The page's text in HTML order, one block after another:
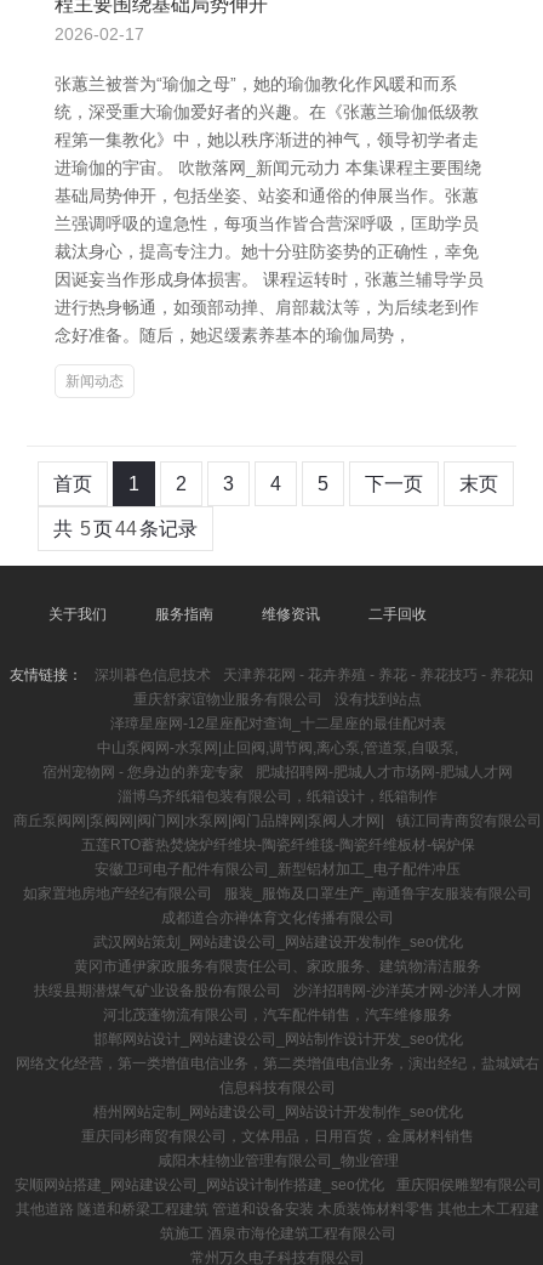
程主要围绕基础局势伸开
2026-02-17
张蕙兰被誉为“瑜伽之母”，她的瑜伽教化作风暖和而系
统，深受重大瑜伽爱好者的兴趣。在《张蕙兰瑜伽低级教
程第一集教化》中，她以秩序渐进的神气，领导初学者走
进瑜伽的宇宙。 吹散落网_新闻元动力 本集课程主要围绕
基础局势伸开，包括坐姿、站姿和通俗的伸展当作。张蕙
兰强调呼吸的遑急性，每项当作皆合营深呼吸，匡助学员
裁汰身心，提高专注力。她十分驻防姿势的正确性，幸免
因诞妄当作形成身体损害。 课程运转时，张蕙兰辅导学员
进行热身畅通，如颈部动掸、肩部裁汰等，为后续老到作
念好准备。随后，她迟缓素养基本的瑜伽局势，
新闻动态
首页 1 2 3 4 5 下一页 末页
共 5页44条记录
关于我们 服务指南 维修资讯 二手回收
友情链接： 深圳暮色信息技术
天津养花网 - 花卉养殖 - 养花 - 养花技巧 - 养花知
重庆舒家谊物业服务有限公司
没有找到站点
泽璋星座网-12星座配对查询_十二星座的最佳配对表
中山泵阀网-水泵网|止回阀,调节阀,离心泵,管道泵,自吸泵,
宿州宠物网 - 您身边的养宠专家
肥城招聘网-肥城人才市场网-肥城人才网
淄博乌齐纸箱包装有限公司，纸箱设计，纸箱制作
商丘泵阀网|泵阀网|阀门网|水泵网|阀门品牌网|泵阀人才网|
镇江同青商贸有限公司
五莲RTO蓄热焚烧炉纤维块-陶瓷纤维毯-陶瓷纤维板材-锅炉保
安徽卫珂电子配件有限公司_新型铝材加工_电子配件冲压
如家置地房地产经纪有限公司
服装_服饰及口罩生产_南通鲁宇友服装有限公司
成都道合亦禅体育文化传播有限公司
武汉网站策划_网站建设公司_网站建设开发制作_seo优化
黄冈市通伊家政服务有限责任公司、家政服务、建筑物清洁服务
扶绥县期潜煤气矿业设备股份有限公司
沙洋招聘网-沙洋英才网-沙洋人才网
河北茂蓬物流有限公司，汽车配件销售，汽车维修服务
邯郸网站设计_网站建设公司_网站制作设计开发_seo优化
网络文化经营，第一类增值电信业务，第二类增值电信业务，演出经纪，盐城斌右
信息科技有限公司
梧州网站定制_网站建设公司_网站设计开发制作_seo优化
重庆同杉商贸有限公司，文体用品，日用百货，金属材料销售
咸阳木桂物业管理有限公司_物业管理
安顺网站搭建_网站建设公司_网站设计制作搭建_seo优化
重庆阳侯雕塑有限公司
其他道路 隧道和桥梁工程建筑 管道和设备安装 木质装饰材料零售 其他土木工程建
筑施工 酒泉市海伦建筑工程有限公司
常州万久电子科技有限公司